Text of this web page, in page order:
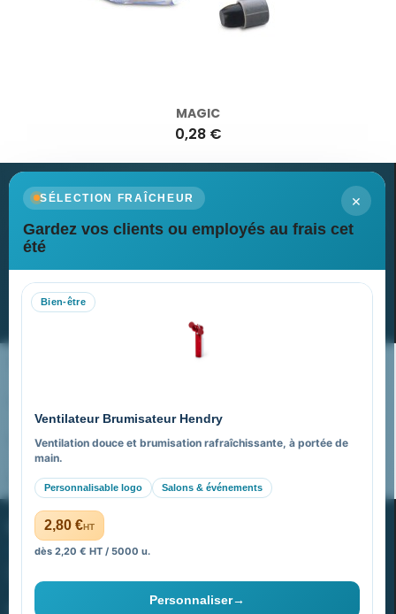
MAGIC
0,28 €
×
SÉLECTION FRAÎCHEUR
Gardez vos clients ou employés au frais cet
été
Bien-être
Ventilateur Brumisateur Hendry
Ventilation douce et brumisation rafraîchissante, à portée de
main.
Personnalisable logo Salons & événements
2,80 €HT
dès 2,20 € HT / 5000 u.
Personnaliser→
Newsletter
Recevez nos dernières nouvelles et nos offres spéciales
Nos expertises & accompagnement global
FAQ sur Promenoch Goodies Pub France
Pourquoi ça a marché à 100% pour moi ?
PROMENOCH GOODIES
40 rue Madeleine Michelis